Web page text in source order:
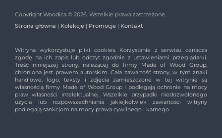
Copyright Woodica © 2026. Wszelkie prawa zastrzeżone.
Strona główna | Kolekcje | Promocje | Kontakt
Witryna wykorzystuje pliki cookies. Korzystanie z serwisu oznacza
zgodę na ich zapis lub odczyt zgodnie z ustawieniami przeglądarki.
Treść niniejszej strony, należącej do firmy Made of Wood Group,
chroniona jest prawem autorskim. Cała zawartość strony, w tym znaki
handlowe, logo, teksty i zdjęcia zamieszczone w tej witrynie są
własnością firmy Made of Wood Group i podlegają ochronie na mocy
praw własności intelektualnej. Wszelkie przypadki niedozwolonego
użycia lub rozpowszechniania jakiejkolwiek zawartości witryny
podlegają sankcjom na mocy prawa cywilnego i karnego.